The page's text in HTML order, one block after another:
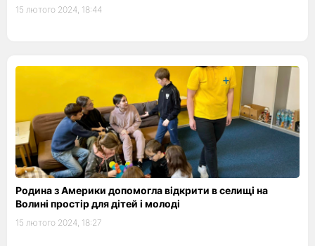
15 лютого 2024, 18:44
Родина з Америки допомогла відкрити в селищі на
Волині простір для дітей і молоді
15 лютого 2024, 18:27